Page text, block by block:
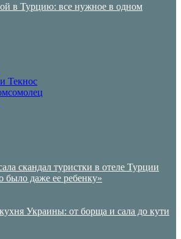
в Турцию: все нужное в одном
Текнос
скандал туристки в отеле Турции
было даже ее ребенку»
Украины: от борща и сала до кути